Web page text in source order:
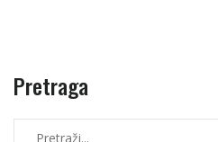
Pretraga